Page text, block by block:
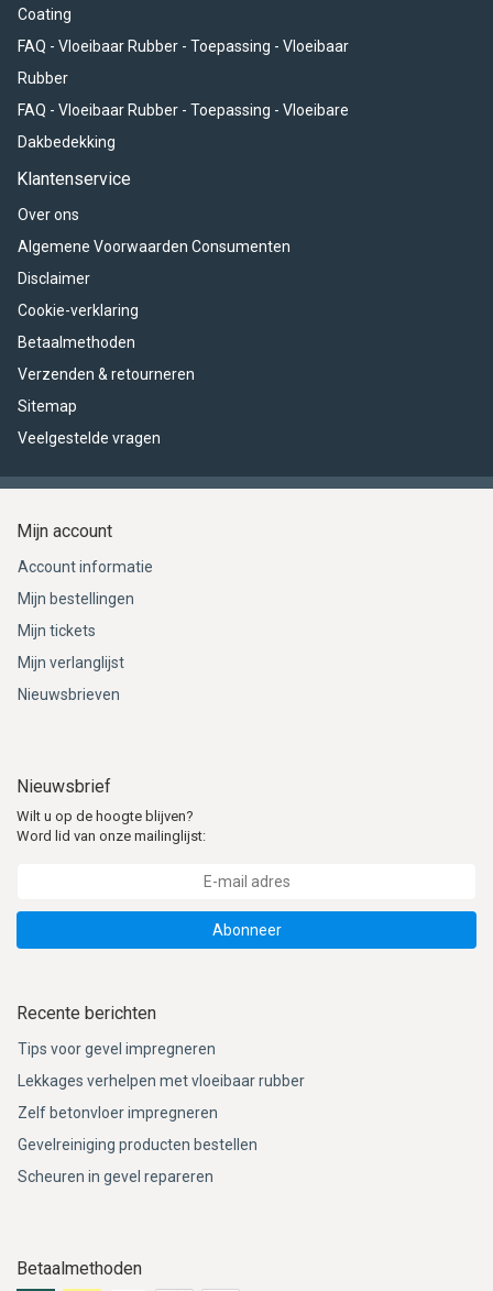
Coating
FAQ - Vloeibaar Rubber - Toepassing - Vloeibaar
Rubber
FAQ - Vloeibaar Rubber - Toepassing - Vloeibare
Dakbedekking
Klantenservice
Over ons
Algemene Voorwaarden Consumenten
Disclaimer
Cookie-verklaring
Betaalmethoden
Verzenden & retourneren
Sitemap
Veelgestelde vragen
Mijn account
Account informatie
Mijn bestellingen
Mijn tickets
Mijn verlanglijst
Nieuwsbrieven
Nieuwsbrief
Wilt u op de hoogte blijven?
Word lid van onze mailinglijst:
Abonneer
Recente berichten
Tips voor gevel impregneren
Lekkages verhelpen met vloeibaar rubber
Zelf betonvloer impregneren
Gevelreiniging producten bestellen
Scheuren in gevel repareren
Betaalmethoden